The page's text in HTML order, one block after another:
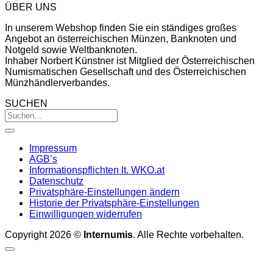
ÜBER UNS
In unserem Webshop finden Sie ein ständiges großes
Angebot an österreichischen Münzen, Banknoten und
Notgeld sowie Weltbanknoten.
Inhaber Norbert Künstner ist Mitglied der Österreichischen
Numismatischen Gesellschaft und des Österreichischen
Münzhändlerverbandes.
SUCHEN
Impressum
AGB’s
Informationspflichten lt. WKO.at
Datenschutz
Privatsphäre-Einstellungen ändern
Historie der Privatsphäre-Einstellungen
Einwilligungen widerrufen
Copyright 2026 © Internumis. Alle Rechte vorbehalten.